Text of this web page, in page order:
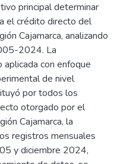
principal determinar
el crédito directo del
Cajamarca, analizando
2024. La
con enfoque
de nivel
por todos los
otorgado por el
Cajamarca, la
registros mensuales
y diciembre 2024,